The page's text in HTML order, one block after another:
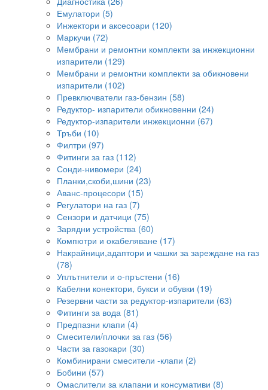
Емулатори (5)
Инжектори и аксесоари (120)
Маркучи (72)
Мембрани и ремонтни комплекти за инжекционни
изпарители (129)
Мембрани и ремонтни комплекти за обикновени
изпарители (102)
Превключватели газ-бензин (58)
Редуктор- изпарители обикновенни (24)
Редуктор-изпарители инжекционни (67)
Тръби (10)
Филтри (97)
Фитинги за газ (112)
Сонди-нивомери (24)
Планки,скоби,шини (23)
Аванс-процесори (15)
Регулатори на газ (7)
Сензори и датчици (75)
Зарядни устройства (60)
Компютри и окабеляване (17)
Накрайници,адаптори и чашки за зареждане на газ
(78)
Уплътнители и о-пръстени (16)
Кабелни конектори, букси и обувки (19)
Резервни части за редуктор-изпарители (63)
Фитинги за вода (81)
Предпазни клапи (4)
Смесители/плочки за газ (56)
Части за газокари (30)
Комбинирани смесители -клапи (2)
Бобини (57)
Омаслители за клапани и консумативи (8)